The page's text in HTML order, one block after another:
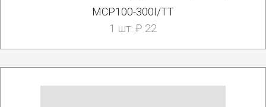
MCP100-300I/TT
1 шт. ₽ 22